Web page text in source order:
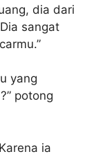
dia dari
sangat
yang
potong
ia